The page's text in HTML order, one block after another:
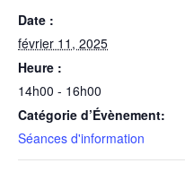
Date :
février 11, 2025
Heure :
14h00 - 16h00
Catégorie d’Évènement:
Séances d'information